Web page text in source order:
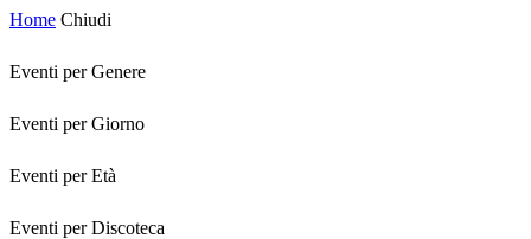
Home Chiudi
Eventi per Genere
Eventi per Giorno
Eventi per Età
Eventi per Discoteca